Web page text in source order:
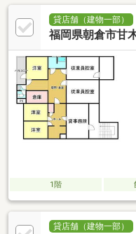
貸店舗（建物一部）
福岡県朝倉市甘
1階
貸店舗（建物一部）